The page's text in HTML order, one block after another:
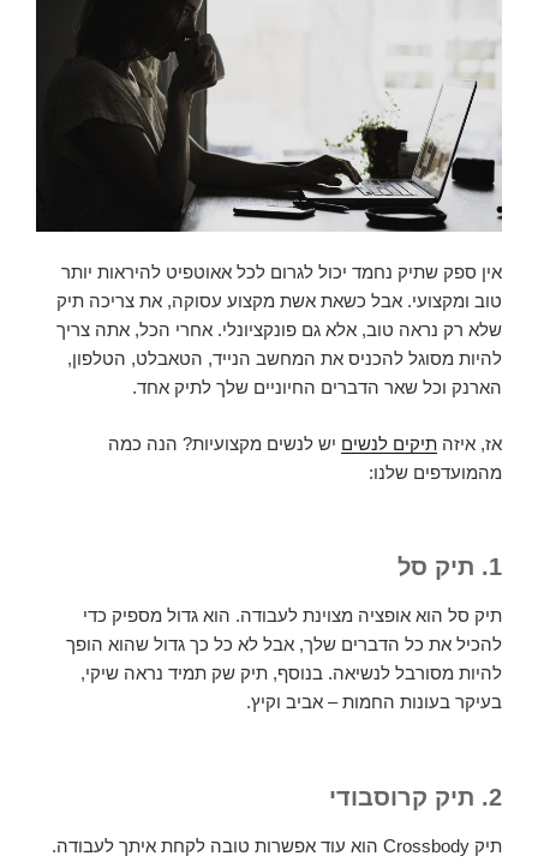
אין ספק שתיק נחמד יכול לגרום לכל אאוטפיט להיראות יותר
טוב ומקצועי. אבל כשאת אשת מקצוע עסוקה, את צריכה תיק
שלא רק נראה טוב, אלא גם פונקציונלי. אחרי הכל, אתה צריך
להיות מסוגל להכניס את המחשב הנייד, הטאבלט, הטלפון,
הארנק וכל שאר הדברים החיוניים שלך לתיק אחד.
אז, איזה תיקים לנשים יש לנשים מקצועיות? הנה כמה
מהמועדפים שלנו:
1. תיק סל
תיק סל הוא אופציה מצוינת לעבודה. הוא גדול מספיק כדי
להכיל את כל הדברים שלך, אבל לא כל כך גדול שהוא הופך
להיות מסורבל לנשיאה. בנוסף, תיק שק תמיד נראה שיקי,
בעיקר בעונות החמות – אביב וקיץ.
2. תיק קרוסבודי
תיק Crossbody הוא עוד אפשרות טובה לקחת איתך לעבודה.